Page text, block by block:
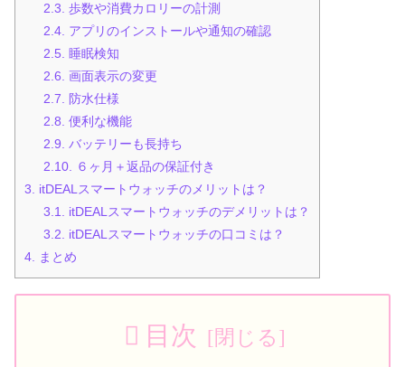
2.3. 歩数や消費カロリーの計測
2.4. アプリのインストールや通知の確認
2.5. 睡眠検知
2.6. 画面表示の変更
2.7. 防水仕様
2.8. 便利な機能
2.9. バッテリーも長持ち
2.10. ６ヶ月＋返品の保証付き
3. itDEALスマートウォッチのメリットは？
3.1. itDEALスマートウォッチのデメリットは？
3.2. itDEALスマートウォッチの口コミは？
4. まとめ
目次